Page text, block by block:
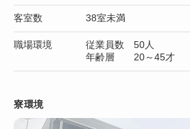
客室数 38室未満
職場環境
従業員数 50人
年齢層 20～45才
寮環境